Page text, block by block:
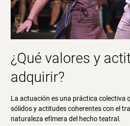
¿Qué valores y
adquirir?
La actuación es una práctica colectiva
sólidos y actitudes coherentes con el
naturaleza efímera del hecho teatral.